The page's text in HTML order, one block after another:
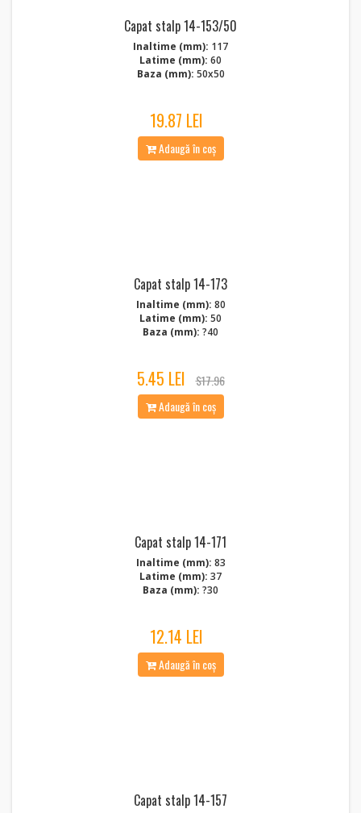
Capat stalp 14-153/50
Inaltime (mm): 117
Latime (mm): 60
Baza (mm): 50x50
19.87 LEI
Adaugă în coș
Capat stalp 14-173
Inaltime (mm): 80
Latime (mm): 50
Baza (mm): ?40
5.45 LEI
$17.96
Adaugă în coș
Capat stalp 14-171
Inaltime (mm): 83
Latime (mm): 37
Baza (mm): ?30
12.14 LEI
Adaugă în coș
Capat stalp 14-157